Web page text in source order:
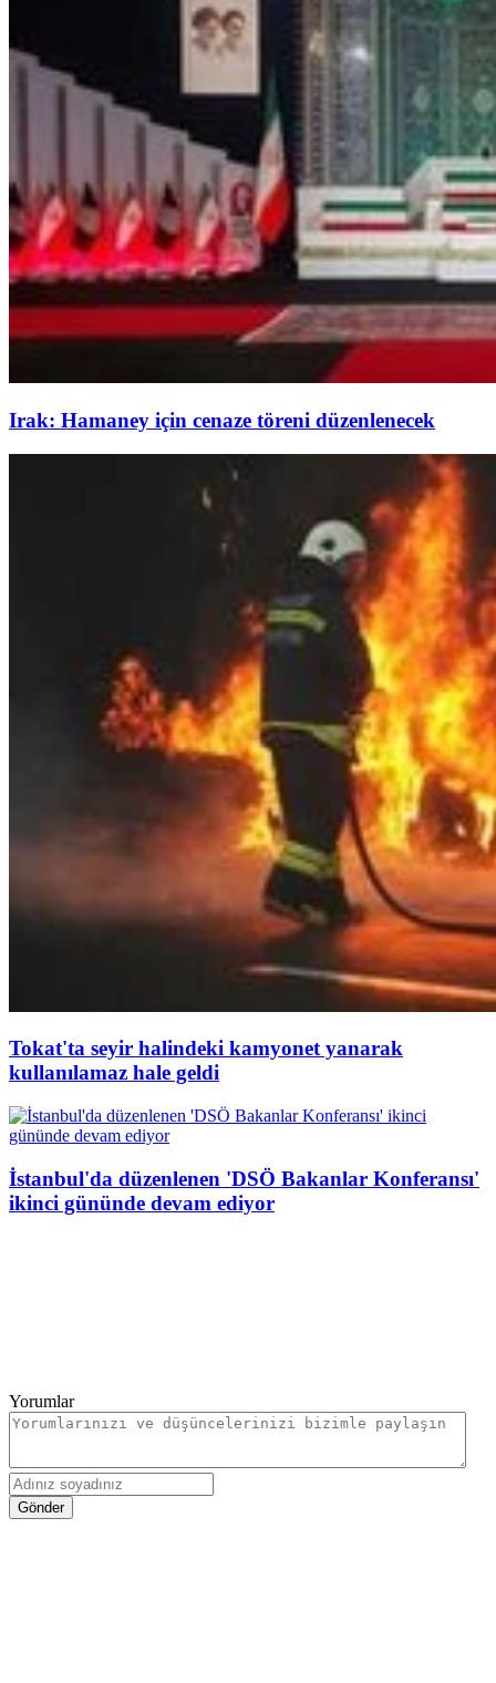
Irak: Hamaney için cenaze töreni düzenlenecek
Tokat'ta seyir halindeki kamyonet yanarak
kullanılamaz hale geldi
İstanbul'da düzenlenen 'DSÖ Bakanlar Konferansı'
ikinci gününde devam ediyor
Yorumlar
Gönder